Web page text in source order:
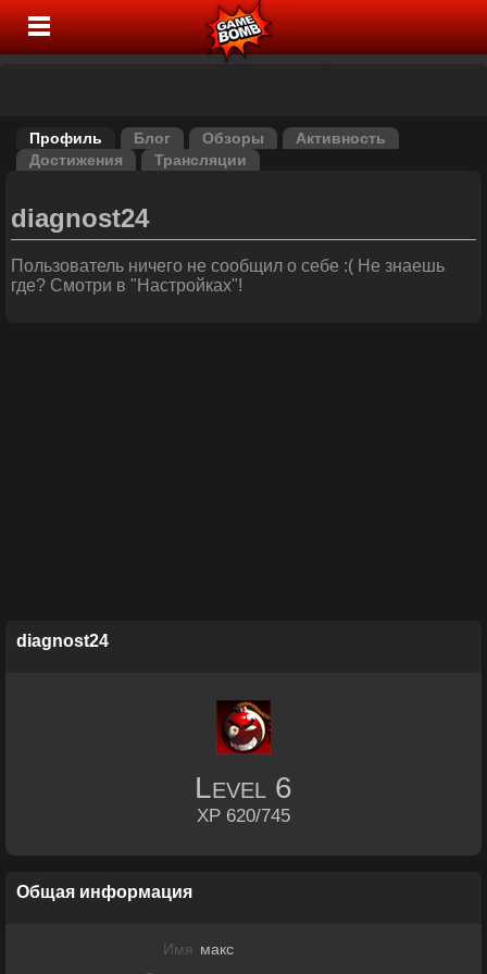
Профиль Блог Обзоры
Активность
Достижения
Трансляции
diagnost24
Пользователь ничего не сообщил о себе :( Не знаешь
где? Смотри в "Настройках"!
diagnost24
Level 6
XP 620/745
Общая информация
Имя макс